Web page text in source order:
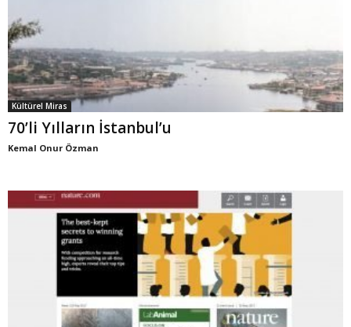
Kültürel Miras
70’li Yılların İstanbul’u
Kemal Onur Özman